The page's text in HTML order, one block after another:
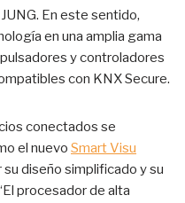
En este sentido,
en una amplia gama
y controladores
con KNX Secure.
conectados se
el nuevo Smart Visu
diseño simplificado y su
procesador de alta